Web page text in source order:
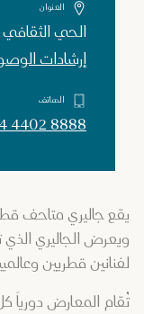
العنوان
الحي الثقافي
إرشادات
الهاتف
4402 8888
يقع جاليري متاحف
لفنانين قطريين
تُقام المعارض دورياً